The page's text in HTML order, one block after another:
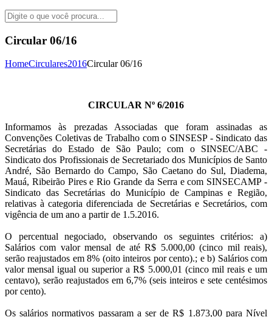
Circular 06/16
HomeCirculares2016Circular 06/16
CIRCULAR Nº 6/2016
Informamos às prezadas Associadas que foram assinadas as
Convenções Coletivas de Trabalho com o SINSESP - Sindicato das
Secretárias do Estado de São Paulo; com o SINSEC/ABC -
Sindicato dos Profissionais de Secretariado dos Municípios de Santo
André, São Bernardo do Campo, São Caetano do Sul, Diadema,
Mauá, Ribeirão Pires e Rio Grande da Serra e com SINSECAMP -
Sindicato das Secretárias do Município de Campinas e Região,
relativas à categoria diferenciada de Secretárias e Secretários, com
vigência de um ano a partir de 1.5.2016.
O percentual negociado, observando os seguintes critérios: a)
Salários com valor mensal de até R$ 5.000,00 (cinco mil reais),
serão reajustados em 8% (oito inteiros por cento).; e b) Salários com
valor mensal igual ou superior a R$ 5.000,01 (cinco mil reais e um
centavo), serão reajustados em 6,7% (seis inteiros e sete centésimos
por cento).
Os salários normativos passaram a ser de R$ 1.873,00 para Nível